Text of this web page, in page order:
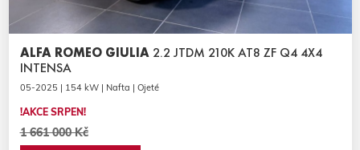
ALFA ROMEO GIULIA 2.2 JTDM 210K AT8 ZF Q4 4X4
INTENSA
05-2025 | 154 kW | Nafta | Ojeté
!AKCE SRPEN!
1 661 000 Kč